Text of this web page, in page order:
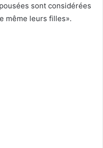
sont considérées
même leurs filles».